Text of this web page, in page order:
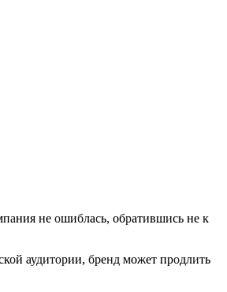
не ошиблась, обратившись не к
аудитории, бренд может продлить